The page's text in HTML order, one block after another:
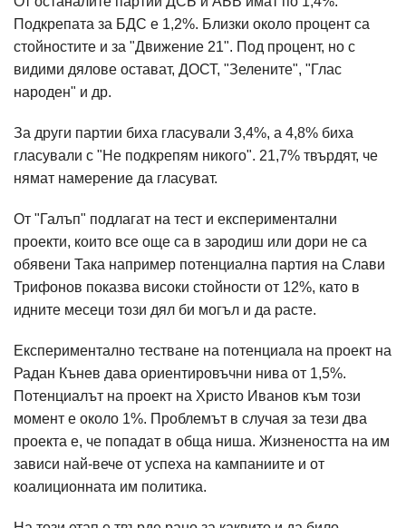
Подкрепата за БДС е 1,2%. Близки около процент са
стойностите и за "Движение 21". Под процент, но с
видими дялове остават, ДОСТ, "Зелените", "Глас
народен" и др.
За други партии биха гласували 3,4%, а 4,8% биха
гласували с "Не подкрепям никого". 21,7% твърдят, че
нямат намерение да гласуват.
От "Галъп" подлагат на тест и експериментални
проекти, които все още са в зародиш или дори не са
обявени Така например потенциална партия на Слави
Трифонов показва високи стойности от 12%, като в
идните месеци този дял би могъл и да расте.
Експериментално тестване на потенциала на проект на
Радан Кънев дава ориентировъчни нива от 1,5%.
Потенциалът на проект на Христо Иванов към този
момент е около 1%. Проблемът в случая за тези два
проекта е, че попадат в обща ниша. Жизнеността на им
зависи най-вече от успеха на кампаниите и от
коалиционната им политика.